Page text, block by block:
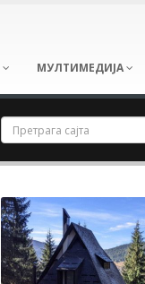
МУЛТИМЕДИЈА